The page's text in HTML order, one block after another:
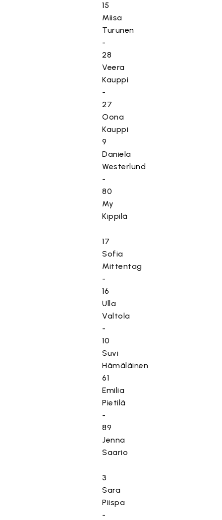
15
Miisa
Turunen
-
28
Veera
Kauppi
-
27
Oona
Kauppi
9
Daniela
Westerlund
-
80
My
Kippilä
17
Sofia
Mittentag
-
16
Ulla
Valtola
-
10
Suvi
Hämäläinen
61
Emilia
Pietilä
-
89
Jenna
Saario
3
Sara
Piispa
-